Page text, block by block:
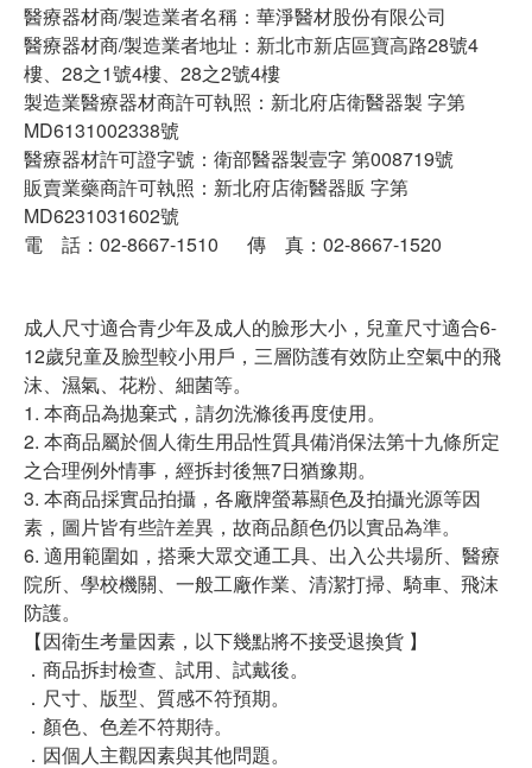
醫療器材商/製造業者名稱：華淨醫材股份有限公司
醫療器材商/製造業者地址：新北市新店區寶高路28號4
樓、28之1號4樓、28之2號4樓
製造業醫療器材商許可執照：新北府店衛醫器製 字第
MD6131002338號
醫療器材許可證字號：衛部醫器製壹字 第008719號
販賣業藥商許可執照：新北府店衛醫器販 字第
MD6231031602號
電 話：02-8667-1510 傳 真：02-8667-1520
成人尺寸適合青少年及成人的臉形大小，兒童尺寸適合6-
12歲兒童及臉型較小用戶，三層防護有效防止空氣中的飛
沫、濕氣、花粉、細菌等。
1. 本商品為拋棄式，請勿洗滌後再度使用。
2. 本商品屬於個人衛生用品性質具備消保法第十九條所定
之合理例外情事，經拆封後無7日猶豫期。
3. 本商品採實品拍攝，各廠牌螢幕顯色及拍攝光源等因
素，圖片皆有些許差異，故商品顏色仍以實品為準。
6. 適用範圍如，搭乘大眾交通工具、出入公共場所、醫療
院所、學校機關、一般工廠作業、清潔打掃、騎車、飛沫
防護。
【因衛生考量因素，以下幾點將不接受退換貨 】
．商品拆封檢查、試用、試戴後。
．尺寸、版型、質感不符預期。
．顏色、色差不符期待。
．因個人主觀因素與其他問題。